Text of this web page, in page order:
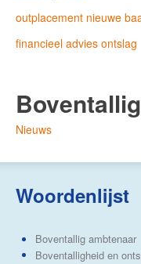
outplacement nieuwe
financieel advies ontslag
Nieuws
Woordenlijst
Boventallig ambtenaar
Boventalligheid en